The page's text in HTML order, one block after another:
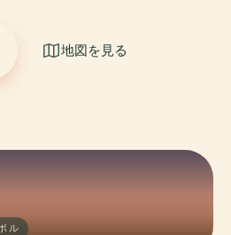
地図を見る
ル